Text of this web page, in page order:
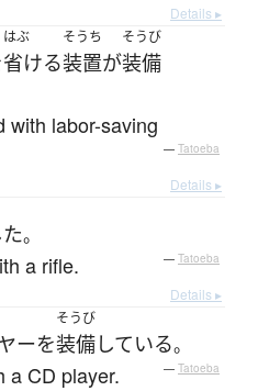
Details ▸
はぶ
省ける
そうち
装置が
そうび
装備
with labor-saving
— Tatoeba
Details ▸
た。
a rifle. — Tatoeba
Details ▸
ーを
そうび
装備している。
a CD player. — Tatoeba